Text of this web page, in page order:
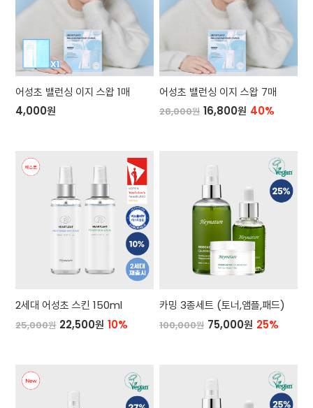
어성초 밸런싱 이지 스왑 1매
4,000원
어성초 밸런싱 이지 스왑 7매
28,000원 16,800원 40%
2세대 어성초 스킨 150ml
25,000원 22,500원 10%
카밍 3종세트 (토너,앰플,패드)
100,000원 75,000원 25%